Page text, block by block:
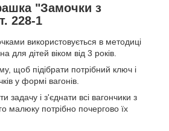
"Замочки з
228-1
використовується в методиці
для дітей віком від 3 років.
щоб підібрати потрібний ключ і
у формі вагонів.
задачу і з'єднати всі вагончики з
малюку потрібно почергово їх